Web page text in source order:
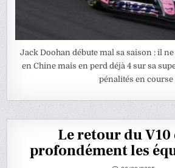
Jack Doohan débute mal sa saison : il
en Chine mais en perd déjà 4 sur sa
pénalités en course
Le retour du
profondément les